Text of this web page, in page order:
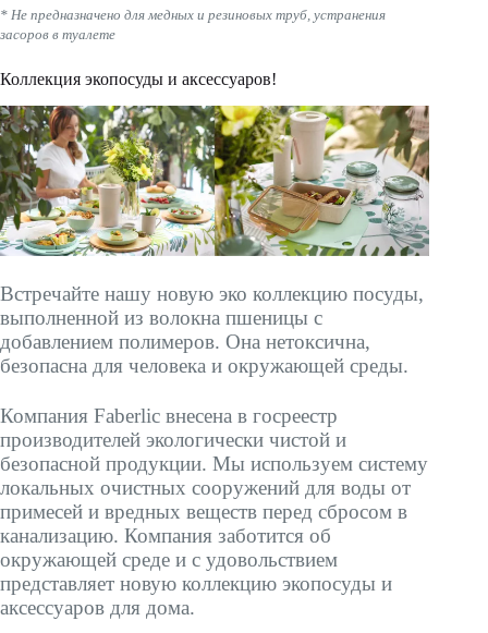
* Не предназначено для медных и резиновых труб, устранения
засоров в туалете
Коллекция экопосуды и аксессуаров!
Встречайте нашу новую эко коллекцию посуды,
выполненной из волокна пшеницы с
добавлением полимеров. Она нетоксична,
безопасна для человека и окружающей среды.
Компания Faberlic внесена в госреестр
производителей экологически чистой и
безопасной продукции. Мы используем систему
локальных очистных сооружений для воды от
примесей и вредных веществ перед сбросом в
канализацию. Компания заботится об
окружающей среде и с удовольствием
представляет новую коллекцию экопосуды и
аксессуаров для дома.